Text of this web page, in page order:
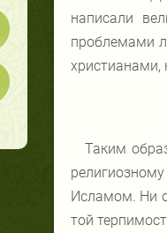
написали
проблемами
христианами,
Таким
Исламом. Ни
той